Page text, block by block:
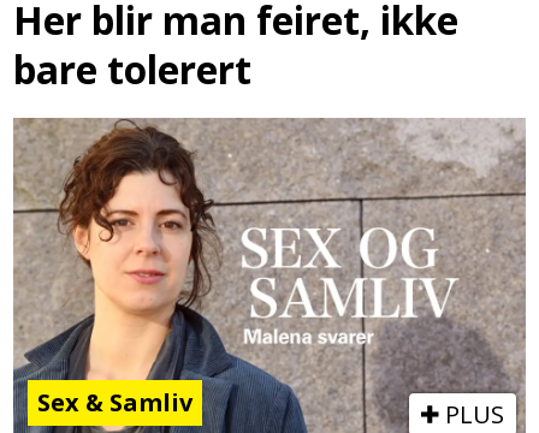
Her blir man feiret, ikke
bare tolerert
Sex & Samliv PLUS